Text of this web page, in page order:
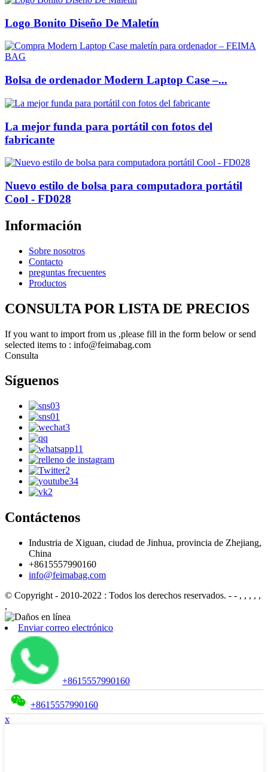
Logo Bonito Diseño De Maletín
Bolsa de ordenador Modern Laptop Case –...
La mejor funda para portátil con fotos del
fabricante
Nuevo estilo de bolsa para computadora portátil
Cool - FD028
Información
Sobre nosotros
Contacto
preguntas frecuentes
Productos
CONSULTA POR LISTA DE PRECIOS
If you want to import from us ,please fill in the form below or send
selected items to : info@feimabag.com
Consulta
Síguenos
Contáctenos
Industria de Xiguan, ciudad de Jinhua, provincia de Zhejiang,
China
+8615557990160
info@feimabag.com
© Copyright - 2010-2022 : Todos los derechos reservados. - - , , , , ,
,
Enviar correo electrónico
+8615557990160
+8615557990160
x